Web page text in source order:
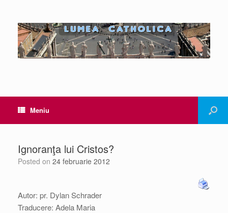
Meniu
Ignoranţa lui Cristos?
Posted on 24 februarie 2012
Autor: pr. Dylan Schrader
Traducere: Adela Maria